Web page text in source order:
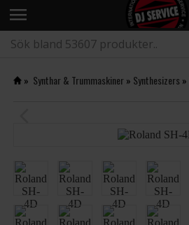
menu
» Synthar & Trummaskiner» Synthesizers »